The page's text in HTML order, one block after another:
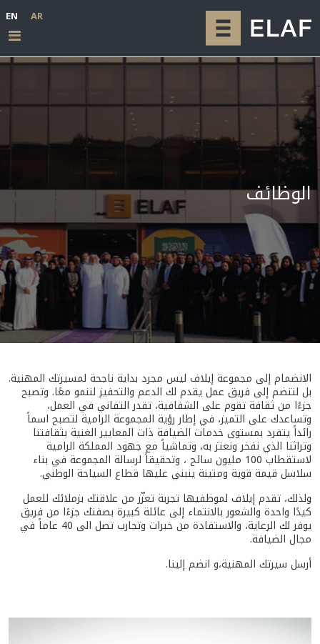
AR
EN
الوظائف
الانضمام إلى مجموعة إيلاف ليس مجرد بداية ناجحة لمسيرتك المهنية.
بل لتنضم إلى فريق عمل يقدم لك الدعم والتحفيز لننمو معًا. وتصبح
جزءًا من ثقافة تقوم على الشفافية، تقدر التفاني في العمل،
وتساعدك على التميز، في إطار رؤية المجموعة الرامية لتصبح اسماً
رائداً يتفرد بمستوى خدمات الضيافة ذات المعايير الغنية بثقافتنا
وتراثنا الذي نفخر ونعتز به، وتماشياً مع جهود المملكة الرامية
لاستقطاب 100 مليون سائح ، وتحقيقاً لرسالة المجموعة في بناء
سلاسل قيمة قوية ومتينة ينبني عليها قطاع السياحة الوطني.
ولذلك، تقدم إيلاف لموظفيها تجربة تعزّز من علاقتك بزملائك للعمل
كيدًا واحدة والشعور بالانتماء إلى عائلة كبيرة بصفتك جزءًا من فريق
يوفر لك الرعاية، والاستفادة من خبرات وتجارب تصل الى 40 عاماً في
مجال الضيافة.
أرسل سيرتك المهنية،و انضم إلينا.